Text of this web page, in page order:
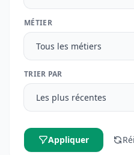
MÉTIER
TRIER PAR
Appliquer